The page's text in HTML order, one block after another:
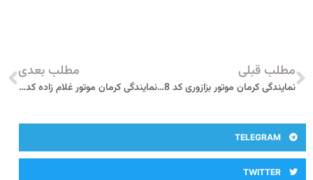
مطلب قبلی
نمایندگی کرمان موتور بزازوری کد 1008 تبریز
مطلب بعدی
نمایندگی کرمان موتور غلام زاده کد 1107 ارومیه
TELEGRAM
TWITTER